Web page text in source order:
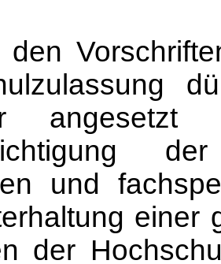
den
und
einer
der